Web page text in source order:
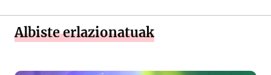
Albiste erlazionatuak